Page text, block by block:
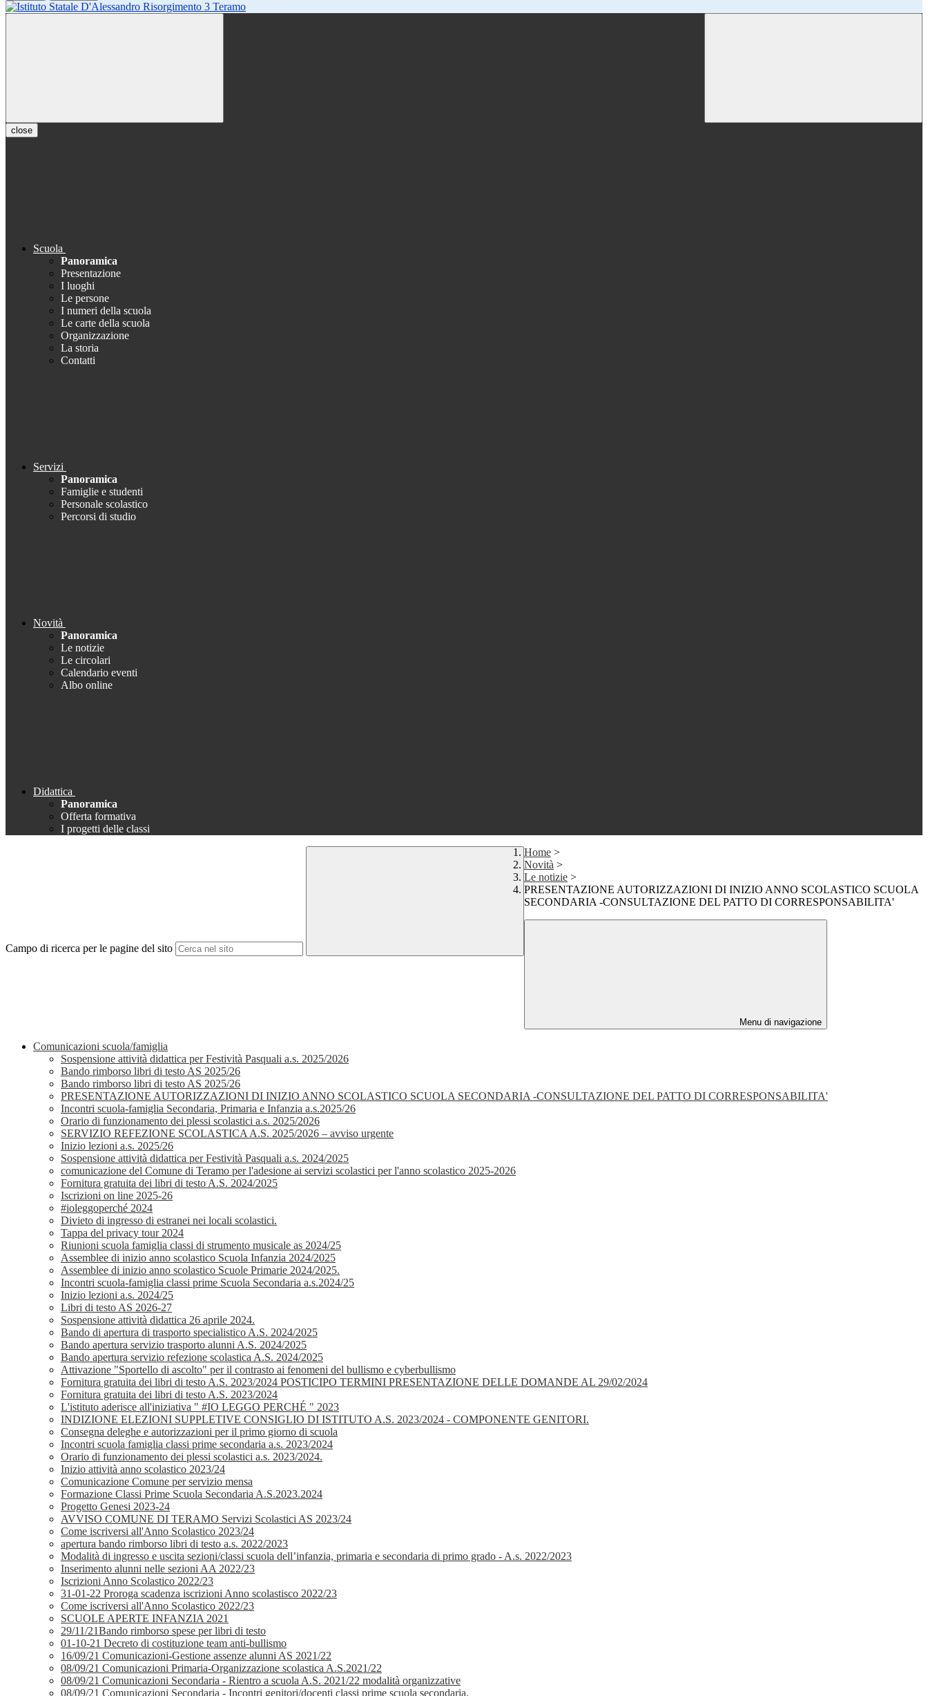
close
Scuola
Panoramica
Presentazione
I luoghi
Le persone
I numeri della scuola
Le carte della scuola
Organizzazione
La storia
Contatti
Servizi
Panoramica
Famiglie e studenti
Personale scolastico
Percorsi di studio
Novità
Panoramica
Le notizie
Le circolari
Calendario eventi
Albo online
Didattica
Panoramica
Offerta formativa
I progetti delle classi
Campo di ricerca per le pagine del sito
Home >
Novità >
Le notizie >
PRESENTAZIONE AUTORIZZAZIONI DI INIZIO ANNO SCOLASTICO SCUOLA
SECONDARIA -CONSULTAZIONE DEL PATTO DI CORRESPONSABILITA'
Menu di navigazione
Comunicazioni scuola/famiglia
Sospensione attività didattica per Festività Pasquali a.s. 2025/2026
Bando rimborso libri di testo AS 2025/26
Bando rimborso libri di testo AS 2025/26
PRESENTAZIONE AUTORIZZAZIONI DI INIZIO ANNO SCOLASTICO SCUOLA SECONDARIA -CONSULTAZIONE DEL PATTO DI CORRESPONSABILITA'
Incontri scuola-famiglia Secondaria, Primaria e Infanzia a.s.2025/26
Orario di funzionamento dei plessi scolastici a.s. 2025/2026
SERVIZIO REFEZIONE SCOLASTICA A.S. 2025/2026 – avviso urgente
Inizio lezioni a.s. 2025/26
Sospensione attività didattica per Festività Pasquali a.s. 2024/2025
comunicazione del Comune di Teramo per l'adesione ai servizi scolastici per l'anno scolastico 2025-2026
Fornitura gratuita dei libri di testo A.S. 2024/2025
Iscrizioni on line 2025-26
#ioleggoperché 2024
Divieto di ingresso di estranei nei locali scolastici.
Tappa del privacy tour 2024
Riunioni scuola famiglia classi di strumento musicale as 2024/25
Assemblee di inizio anno scolastico Scuola Infanzia 2024/2025
Assemblee di inizio anno scolastico Scuole Primarie 2024/2025.
Incontri scuola-famiglia classi prime Scuola Secondaria a.s.2024/25
Inizio lezioni a.s. 2024/25
Libri di testo AS 2026-27
Sospensione attività didattica 26 aprile 2024.
Bando di apertura di trasporto specialistico A.S. 2024/2025
Bando apertura servizio trasporto alunni A.S. 2024/2025
Bando apertura servizio refezione scolastica A.S. 2024/2025
Attivazione "Sportello di ascolto" per il contrasto ai fenomeni del bullismo e cyberbullismo
Fornitura gratuita dei libri di testo A.S. 2023/2024 POSTICIPO TERMINI PRESENTAZIONE DELLE DOMANDE AL 29/02/2024
Fornitura gratuita dei libri di testo A.S. 2023/2024
L'istituto aderisce all'iniziativa " #IO LEGGO PERCHÉ " 2023
INDIZIONE ELEZIONI SUPPLETIVE CONSIGLIO DI ISTITUTO A.S. 2023/2024 - COMPONENTE GENITORI.
Consegna deleghe e autorizzazioni per il primo giorno di scuola
Incontri scuola famiglia classi prime secondaria a.s. 2023/2024
Orario di funzionamento dei plessi scolastici a.s. 2023/2024.
Inizio attività anno scolastico 2023/24
Comunicazione Comune per servizio mensa
Formazione Classi Prime Scuola Secondaria A.S.2023.2024
Progetto Genesi 2023-24
AVVISO COMUNE DI TERAMO Servizi Scolastici AS 2023/24
Come iscriversi all'Anno Scolastico 2023/24
apertura bando rimborso libri di testo a.s. 2022/2023
Modalità di ingresso e uscita sezioni/classi scuola dell’infanzia, primaria e secondaria di primo grado - A.s. 2022/2023
Inserimento alunni nelle sezioni AA 2022/23
Iscrizioni Anno Scolastico 2022/23
31-01-22 Proroga scadenza iscrizioni Anno scolastisco 2022/23
Come iscriversi all'Anno Scolastico 2022/23
SCUOLE APERTE INFANZIA 2021
29/11/21Bando rimborso spese per libri di testo
01-10-21 Decreto di costituzione team anti-bullismo
16/09/21 Comunicazioni-Gestione assenze alunni AS 2021/22
08/09/21 Comunicazioni Primaria-Organizzazione scolastica A.S.2021/22
08/09/21 Comunicazioni Secondaria - Rientro a scuola A.S. 2021/22 modalità organizzative
08/09/21 Comunicazioni Secondaria - Incontri genitori/docenti classi prime scuola secondaria.